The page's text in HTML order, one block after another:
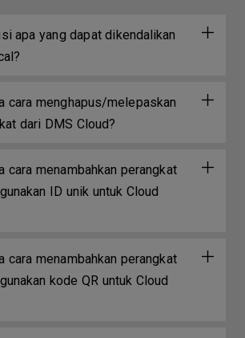
apa yang dapat dikendalikan
cara menghapus/melepaskan
dari DMS Cloud?
cara menambahkan perangkat
ID unik untuk Cloud
cara menambahkan perangkat
kode QR untuk Cloud